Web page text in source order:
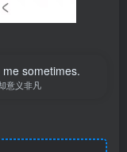
sometimes.
意义非凡